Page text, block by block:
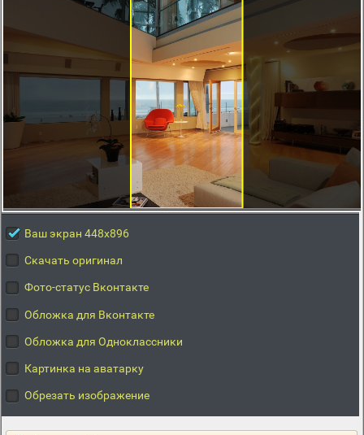
Ваш экран 448x896
Скачать оригинал
Фото-статус Вконтакте
Обложка для Вконтакте
Обложка для Одноклассники
Картинка на аватарку
Обрезать изображение